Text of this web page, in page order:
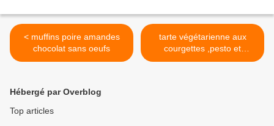
< muffins poire amandes
chocolat sans oeufs
tarte végétarienne aux
courgettes ,pesto et
tomates >
Hébergé par Overblog
Top articles